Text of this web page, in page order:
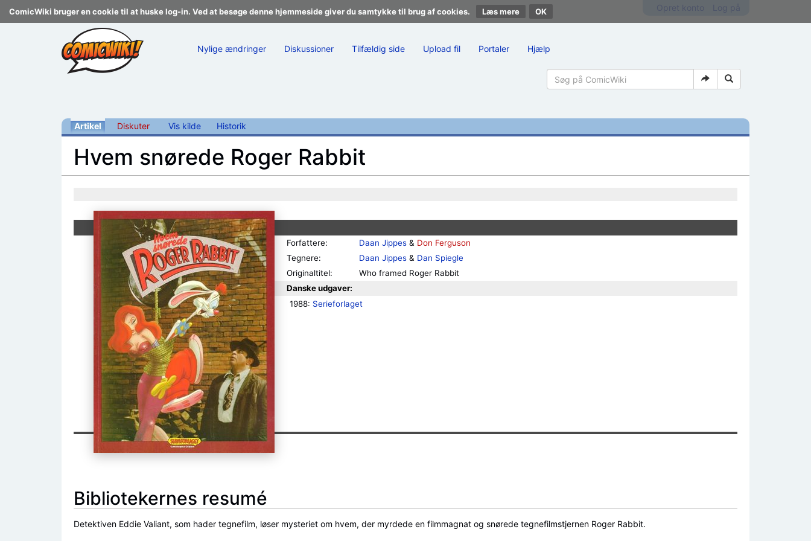
ComicWiki bruger en cookie til at huske log-in. Ved at besøge denne hjemmeside giver du samtykke til brug af cookies. Læs mere
Nylige ændringer Diskussioner Tilfældig side Upload fil Portaler Hjælp
Artikel Diskuter Vis kilde Historik
Hvem snørede Roger Rabbit
Forfattere: Daan Jippes & Don Ferguson
Tegnere:
Daan Jippes & Dan Spiegle
Originaltitel:
Who framed Roger Rabbit
Danske udgaver:
1988: Serieforlaget
Bibliotekernes resumé
Detektiven Eddie Valiant, som hader tegnefilm, løser mysteriet om hvem, der myrdede en filmmagnat og snørede tegnefilmstjernen Roger Rabbit.